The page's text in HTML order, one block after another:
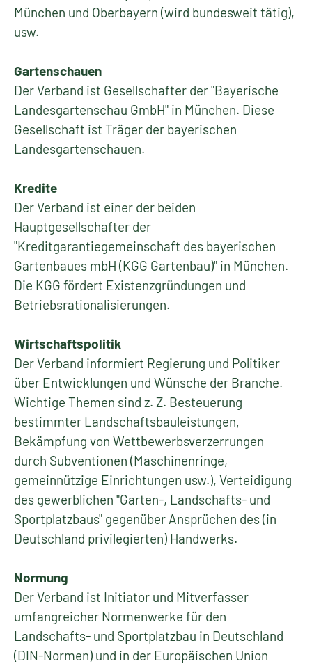
München und Oberbayern (wird bundesweit tätig),
usw.
Gartenschauen
Der Verband ist Gesellschafter der "Bayerische
Landesgartenschau GmbH" in München. Diese
Gesellschaft ist Träger der bayerischen
Landesgartenschauen.
Kredite
Der Verband ist einer der beiden
Hauptgesellschafter der
"Kreditgarantiegemeinschaft des bayerischen
Gartenbaues mbH (KGG Gartenbau)" in München.
Die KGG fördert Existenzgründungen und
Betriebsrationalisierungen.
Wirtschaftspolitik
Der Verband informiert Regierung und Politiker
über Entwicklungen und Wünsche der Branche.
Wichtige Themen sind z. Z. Besteuerung
bestimmter Landschaftsbauleistungen,
Bekämpfung von Wettbewerbsverzerrungen
durch Subventionen (Maschinenringe,
gemeinnützige Einrichtungen usw.), Verteidigung
des gewerblichen "Garten-, Landschafts- und
Sportplatzbaus" gegenüber Ansprüchen des (in
Deutschland privilegierten) Handwerks.
Normung
Der Verband ist Initiator und Mitverfasser
umfangreicher Normenwerke für den
Landschafts- und Sportplatzbau in Deutschland
(DIN-Normen) und in der Europäischen Union